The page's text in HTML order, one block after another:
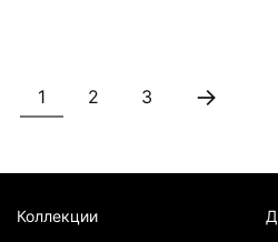
1 2 3 →
Коллекции